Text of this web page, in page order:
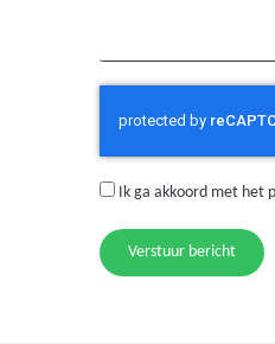
Ik ga akkoord met het
Verstuur bericht